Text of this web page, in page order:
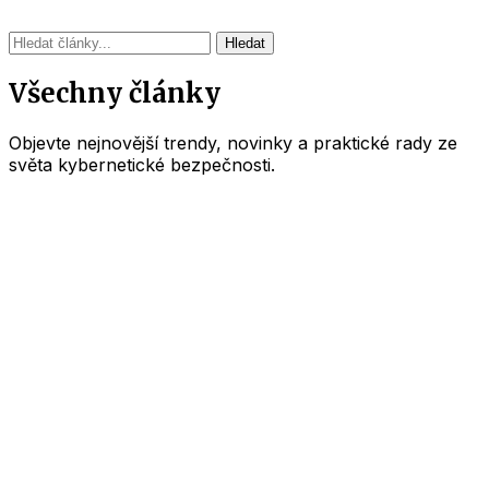
Hledat
Všechny články
Objevte nejnovější trendy, novinky a praktické rady ze
světa kybernetické bezpečnosti.